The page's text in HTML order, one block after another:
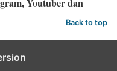
Back to top